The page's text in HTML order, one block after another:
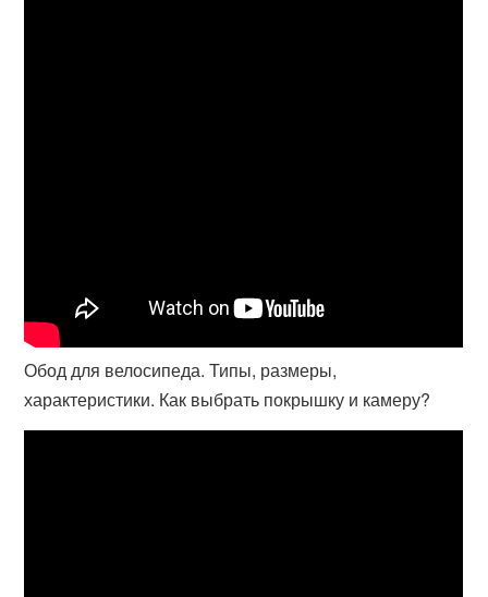
Обод для велосипеда. Типы, размеры,
характеристики. Как выбрать покрышку и камеру?